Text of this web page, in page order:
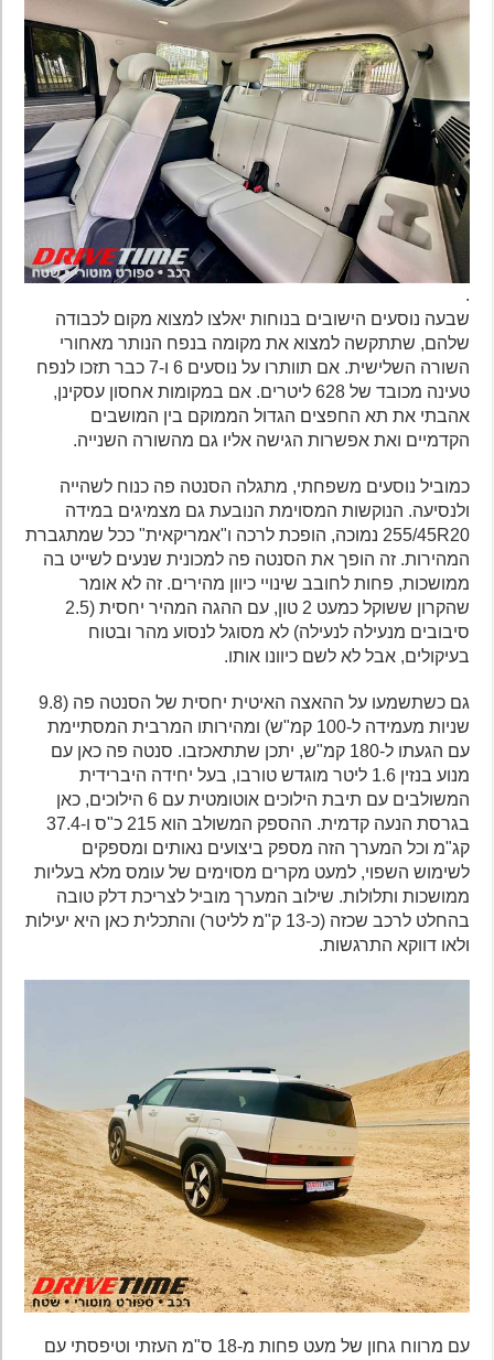
שבעה נוסעים הישובים בנוחות יאלצו למצוא מקום לכבודה
שלהם, שתתקשה למצוא את מקומה בנפח הנותר מאחורי
השורה השלישית. אם תוותרו על נוסעים 6 ו-7 כבר תזכו לנפח
טעינה מכובד של 628 ליטרים. אם במקומות אחסון עסקינן,
אהבתי את תא החפצים הגדול הממוקם בין המושבים
הקדמיים ואת אפשרות הגישה אליו גם מהשורה השנייה.
כמוביל נוסעים משפחתי, מתגלה הסנטה פה כנוח לשהייה
ולנסיעה. הנוקשות המסוימת הנובעת גם מצמיגים במידה
255/45R20 נמוכה, הופכת לרכה ו"אמריקאית" ככל שמתגברת
המהירות. זה הופך את הסנטה פה למכונית שנעים לשייט בה
ממושכות, פחות לחובב שינויי כיוון מהירים. זה לא אומר
שהקרון ששוקל כמעט 2 טון, עם ההגה המהיר יחסית (2.5
סיבובים מנעילה לנעילה) לא מסוגל לנסוע מהר ובטוח
בעיקולים, אבל לא לשם כיוונו אותו.
גם כשתשמעו על ההאצה האיטית יחסית של הסנטה פה (9.8
שניות מעמידה ל-100 קמ"ש) ומהירותו המרבית המסתיימת
עם הגעתו ל-180 קמ"ש, יתכן שתתאכזבו. סנטה פה כאן עם
מנוע בנזין 1.6 ליטר מוגדש טורבו, בעל יחידה היברידית
המשולבים עם תיבת הילוכים אוטומטית עם 6 הילוכים, כאן
בגרסת הנעה קדמית. ההספק המשולב הוא 215 כ"ס ו-37.4
קג"מ וכל המערך הזה מספק ביצועים נאותים ומספקים
לשימוש השפוי, למעט מקרים מסוימים של עומס מלא בעליות
ממושכות ותלולות. שילוב המערך מוביל לצריכת דלק טובה
בהחלט לרכב שכזה (כ-13 ק"מ לליטר) והתכלית כאן היא יעילות
ולאו דווקא התרגשות.
עם מרווח גחון של מעט פחות מ-18 ס"מ העזתי וטיפסתי עם